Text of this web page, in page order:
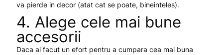
va pierde in decor (atat cat se poate, bineinteles).
4. Alege cele mai bune
accesorii
Daca ai facut un efort pentru a cumpara cea mai buna